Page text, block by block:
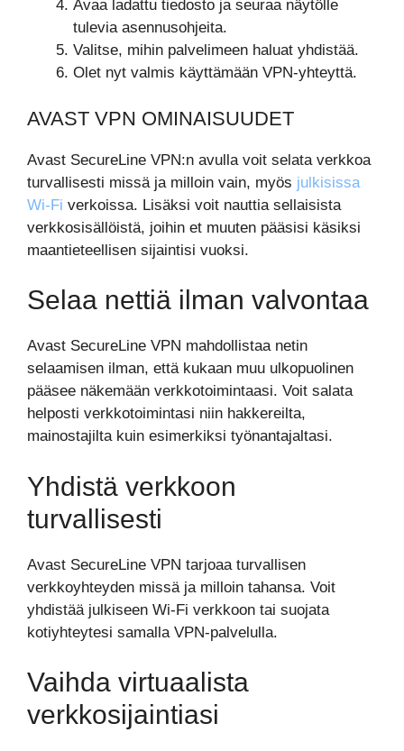
Avaa ladattu tiedosto ja seuraa näytölle
tulevia asennusohjeita.
Valitse, mihin palvelimeen haluat yhdistää.
Olet nyt valmis käyttämään VPN-yhteyttä.
AVAST VPN OMINAISUUDET
Avast SecureLine VPN:n avulla voit selata verkkoa
turvallisesti missä ja milloin vain, myös julkisissa
Wi-Fi verkoissa. Lisäksi voit nauttia sellaisista
verkkosisällöistä, joihin et muuten pääsisi käsiksi
maantieteellisen sijaintisi vuoksi.
Selaa nettiä ilman valvontaa
Avast SecureLine VPN mahdollistaa netin
selaamisen ilman, että kukaan muu ulkopuolinen
pääsee näkemään verkkotoimintaasi. Voit salata
helposti verkkotoimintasi niin hakkereilta,
mainostajilta kuin esimerkiksi työnantajaltasi.
Yhdistä verkkoon
turvallisesti
Avast SecureLine VPN tarjoaa turvallisen
verkkoyhteyden missä ja milloin tahansa. Voit
yhdistää julkiseen Wi-Fi verkkoon tai suojata
kotiyhteytesi samalla VPN-palvelulla.
Vaihda virtuaalista
verkkosijaintiasi